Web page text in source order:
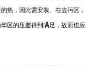
热，因此需安装。在去污区，
区的压差得到满足，故而也应